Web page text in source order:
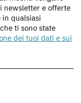
newsletter e offerte
in qualsiasi
ti sono state
dei tuoi dati e sui